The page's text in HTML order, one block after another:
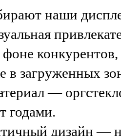
наши
в загруженных
—
годами.
дизайн —